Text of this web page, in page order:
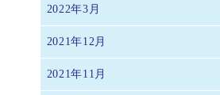
2022年3月
2021年12月
2021年11月